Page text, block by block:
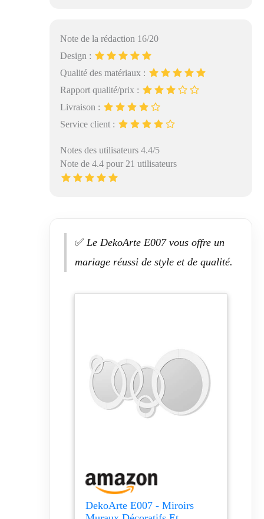
Note de la rédaction 16/20
Design :
Qualité des matériaux :
Rapport qualité/prix :
Livraison :
Service client :
Notes des utilisateurs 4.4/5
Note de 4.4 pour 21 utilisateurs
✅ Le DekoArte E007 vous offre un
mariage réussi de style et de qualité.
DekoArte E007 - Miroirs